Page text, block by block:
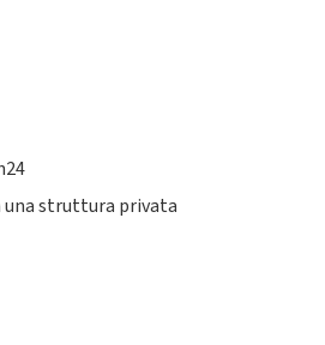
una struttura privata